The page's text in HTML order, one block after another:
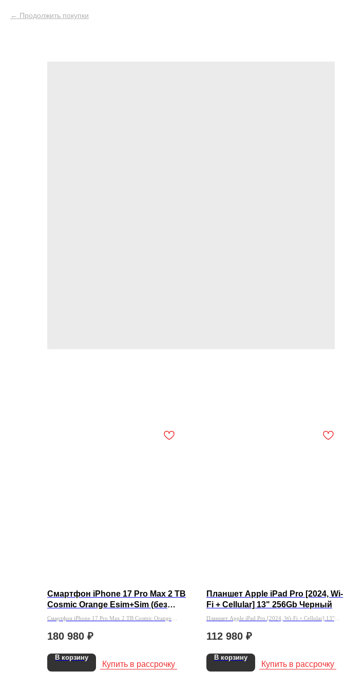
Продолжить покупки
Смартфон iPhone 17 Pro Max 2 TB
Cosmic Orange Esim+Sim (без
RuStore)
Смартфон iPhone 17 Pro Max 2 TB Cosmic Orange
180 980 ₽
В корзину
Купить в рассрочку
Планшет Apple iPad Pro [2024, Wi-
Fi + Cellular] 13" 256Gb Черный
Планшет Apple iPad Pro [2024, Wi-Fi + Cellular] 13"
112 980 ₽
В корзину
Купить в рассрочку